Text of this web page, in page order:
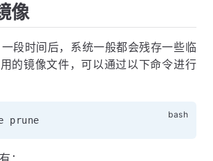
像
段时间后，系统一般都会残存一些临
的镜像文件，可以通过以下命令进行